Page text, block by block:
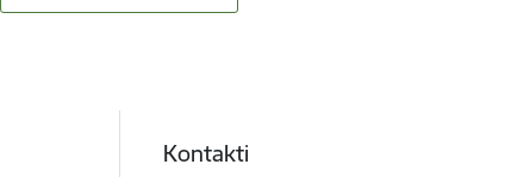
Kontakti